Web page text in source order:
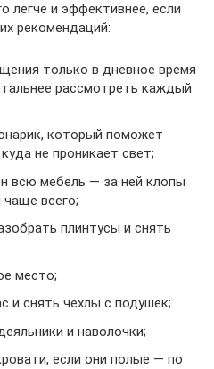
легче и эффективнее, если
рекомендаций:
только в дневное время
рассмотреть каждый
который поможет
не проникает свет;
всю мебель — за ней клопы
всего;
плинтусы и снять
место;
и снять чехлы с подушек;
и наволочки;
если они полые — по